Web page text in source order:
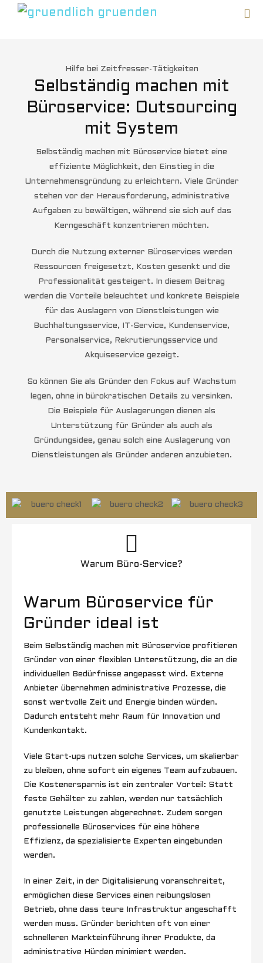
Hilfe bei Zeitfresser-Tätigkeiten
Selbständig machen mit
Büroservice: Outsourcing
mit System
Selbständig machen mit Büroservice bietet eine
effiziente Möglichkeit, den Einstieg in die
Unternehmensgründung zu erleichtern. Viele Gründer
stehen vor der Herausforderung, administrative
Aufgaben zu bewältigen, während sie sich auf das
Kerngeschäft konzentrieren möchten.
Durch die Nutzung externer Büroservices werden
Ressourcen freigesetzt, Kosten gesenkt und die
Professionalität gesteigert. In diesem Beitrag
werden die Vorteile beleuchtet und konkrete Beispiele
für das Auslagern von Dienstleistungen wie
Buchhaltungsservice, IT-Service, Kundenservice,
Personalservice, Rekrutierungsservice und
Akquiseservice gezeigt.
So können Sie als Gründer den Fokus auf Wachstum
legen, ohne in bürokratischen Details zu versinken.
Die Beispiele für Auslagerungen dienen als
Unterstützung für Gründer als auch als
Gründungsidee, genau solch eine Auslagerung von
Dienstleistungen als Gründer anderen anzubieten.
Warum Büro-Service?
Warum Büroservice für
Gründer ideal ist
Beim Selbständig machen mit Büroservice profitieren
Gründer von einer flexiblen Unterstützung, die an die
individuellen Bedürfnisse angepasst wird. Externe
Anbieter übernehmen administrative Prozesse, die
sonst wertvolle Zeit und Energie binden würden.
Dadurch entsteht mehr Raum für Innovation und
Kundenkontakt.
Viele Start-ups nutzen solche Services, um skalierbar
zu bleiben, ohne sofort ein eigenes Team aufzubauen.
Die Kostenersparnis ist ein zentraler Vorteil: Statt
feste Gehälter zu zahlen, werden nur tatsächlich
genutzte Leistungen abgerechnet. Zudem sorgen
professionelle Büroservices für eine höhere
Effizienz, da spezialisierte Experten eingebunden
werden.
In einer Zeit, in der Digitalisierung voranschreitet,
ermöglichen diese Services einen reibungslosen
Betrieb, ohne dass teure Infrastruktur angeschafft
werden muss. Gründer berichten oft von einer
schnelleren Markteinführung ihrer Produkte, da
administrative Hürden minimiert werden.